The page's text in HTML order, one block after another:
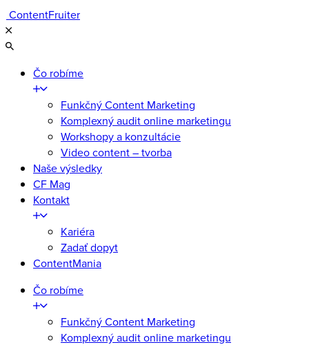
content
ContentFruiter
Čo robíme
Funkčný Content Marketing
Komplexný audit online marketingu
Workshopy a konzultácie
Video content – tvorba
Naše výsledky
CF Mag
Kontakt
Kariéra
Zadať dopyt
ContentMania
Čo robíme
Funkčný Content Marketing
Komplexný audit online marketingu